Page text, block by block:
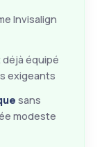
Invisalign
équipé
exigeants
sans
modeste